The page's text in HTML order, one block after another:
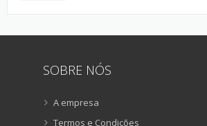
SOBRE NÓS
A empresa
Termos e Condições